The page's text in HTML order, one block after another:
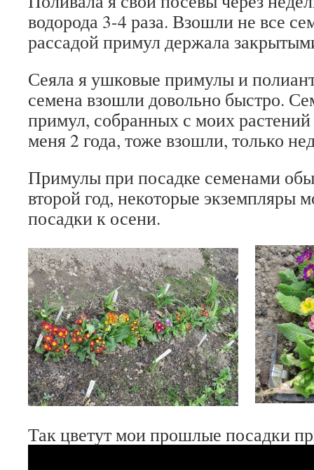
водорода 3-4 раза. Взошли не все
рассадой примул держала
Сеяла я ушковые примулы и
семена взошли довольно быстро.
примул, собранных с моих
меня 2 года, тоже взошли, только
Примулы при посадке семенами
второй год, некоторые экземпляры
посадки к осени.
Так цветут мои прошлые посадки